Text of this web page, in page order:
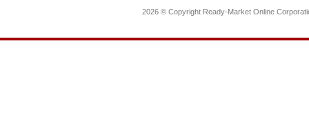
2026 © Copyright Ready-Market Online